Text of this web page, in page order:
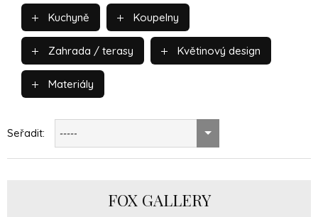
Kuchyně Koupelny
Zahrada / terasy Květinový design
Materiály
Seřadit: -----
FOX GALLERY